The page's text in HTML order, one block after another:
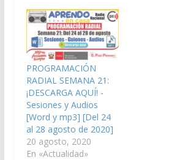
PROGRAMACIÓN
RADIAL SEMANA 21:
¡DESCARGA AQUÍ! -
Sesiones y Audios
[Word y mp3] [Del 24
al 28 agosto de 2020]
20 agosto, 2020
En «Actualidad»